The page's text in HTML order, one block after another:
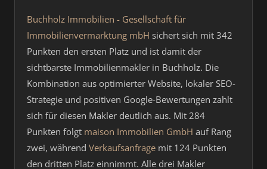
Buchholz Immobilien - Gesellschaft für
Immobilienvermarktung mbH sichert sich mit 342
Punkten den ersten Platz und ist damit der
sichtbarste Immobilienmakler in Buchholz. Die
Kombination aus optimierter Website, lokaler SEO-
Strategie und positiven Google-Bewertungen zahlt
sich für diesen Makler deutlich aus. Mit 284
Punkten folgt maison Immobilien GmbH auf Rang
zwei, während Verkaufsanfrage mit 124 Punkten
den dritten Platz einnimmt. Alle drei Makler